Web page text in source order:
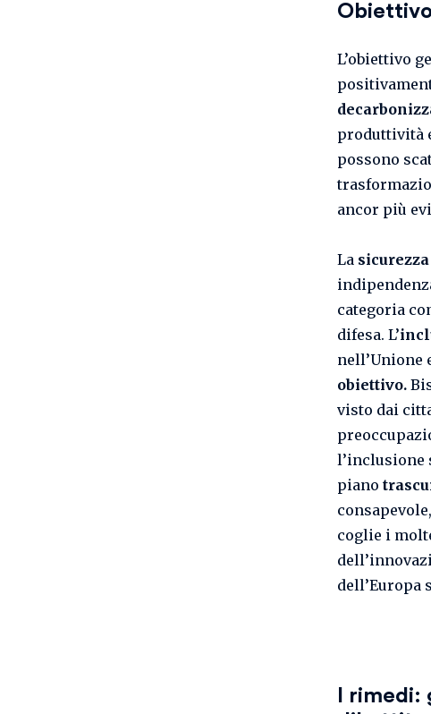
L’obiettivo
produttività
possono
ancor più
La sicurezza
categoria
difesa. L’
nell’Unione
obiettivo.
visto dai
l’inclusione
piano
consapevole,
coglie i
dell’Europa
I